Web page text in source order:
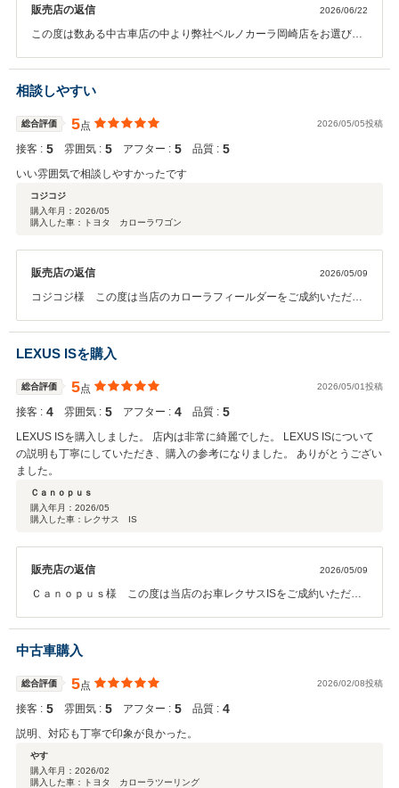
販売店の返信 2026/06/22
この度は数ある中古車店の中より弊社ベルノカーラ岡崎店をお選びい
遠慮なくいつでもご連絡いただけましたらと思います。 今後も安全運
転でカーライフをお楽しみ下さいませ。 ありがとうございました。
相談しやすい
総合評価 5点 2026/05/05投稿
接客 : 5 雰囲気 : 5 アフター : 5 品質 : 5
いい雰囲気で相談しやすかったです
コジコジ
購入年月： 2026/05
購入した車：トヨタ カローラワゴン
販売店の返信 2026/05/09
コジコジ様 この度は当店のカローラフィールダーをご成約いただき
らないと当店は考えております。購入までの雰囲気の良さを感じてい
ただけまして大変嬉しく思います。相談から始まることが多いと思っ
おりますので今後もこの接客を磨き続けて参ります。お車しっかりと
ご準備をし納車をさせていただきます。ありがとうございました。
LEXUS ISを購入
総合評価 5点 2026/05/01投稿
接客 : 4 雰囲気 : 5 アフター : 4 品質 : 5
LEXUS ISを購入しました。 店内は非常に綺麗でした。 LEXUS ISについて
の説明も丁寧にしていただき、購入の参考になりました。 ありがとうござい
ました。
Ｃａｎｏｐｕｓ
購入年月： 2026/05
購入した車：レクサス IS
販売店の返信 2026/05/09
Ｃａｎｏｐｕｓ様 この度は当店のお車レクサスISをご成約いただき
となる相棒ですのでしっかりとご理解いただけるようにお話をさせて
いただきました。参考になったこと嬉しく思います。納車まで、まだ
お時間がございますが楽しみにお待ちください。ありがとうございま
した。
中古車購入
総合評価 5点 2026/02/08投稿
接客 : 5 雰囲気 : 5 アフター : 5 品質 : 4
説明、対応も丁寧で印象が良かった。
やす
購入年月： 2026/02
購入した車：トヨタ カローラツーリング